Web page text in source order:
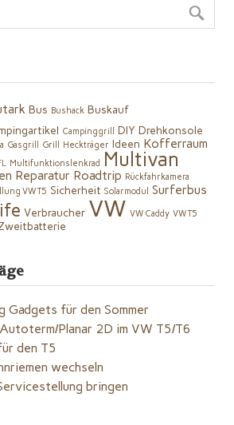
Bus Bushack Buskauf
Campinggrill DIY Drehkonsole
Gasgrill Grill Heckträger Ideen Kofferraum
Multifunktionslenkrad Multivan
Reparatur Roadtrip Rückfahrkamera
VW T5 Sicherheit Solarmodul Surferbus
Verbraucher VW VW Caddy VW T5
Gadgets für den Sommer
Planar 2D im VW T5/T6
den T5
wechseln
bringen